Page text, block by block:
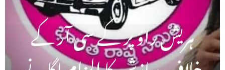
ہریش راؤ پر کے سی آر کے